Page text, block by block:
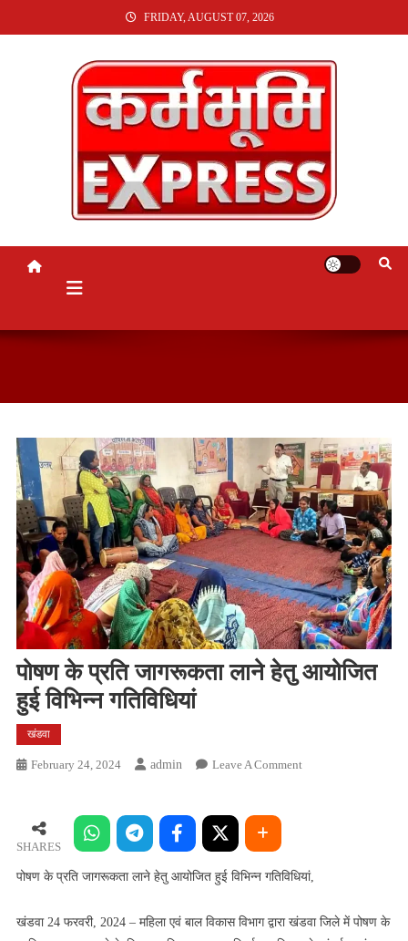
TO
FRIDAY, AUGUST 07, 2026
KARMABHUMI EXPRESS
पोषण के प्रति जागरूकता लाने हेतु आयोजित
हुई विभिन्न गतिविधियां
खंडवा
February 24, 2024 Admin Leave A CommentOn
लाने
SHARES
पोषण के प्रति जागरूकता लाने हेतु आयोजित हुई विभिन्न गतिविधियां,
खंडवा 24 फरवरी, 2024 – महिला एवं बाल विकास विभाग द्वारा खंडवा जिले में पोषण के